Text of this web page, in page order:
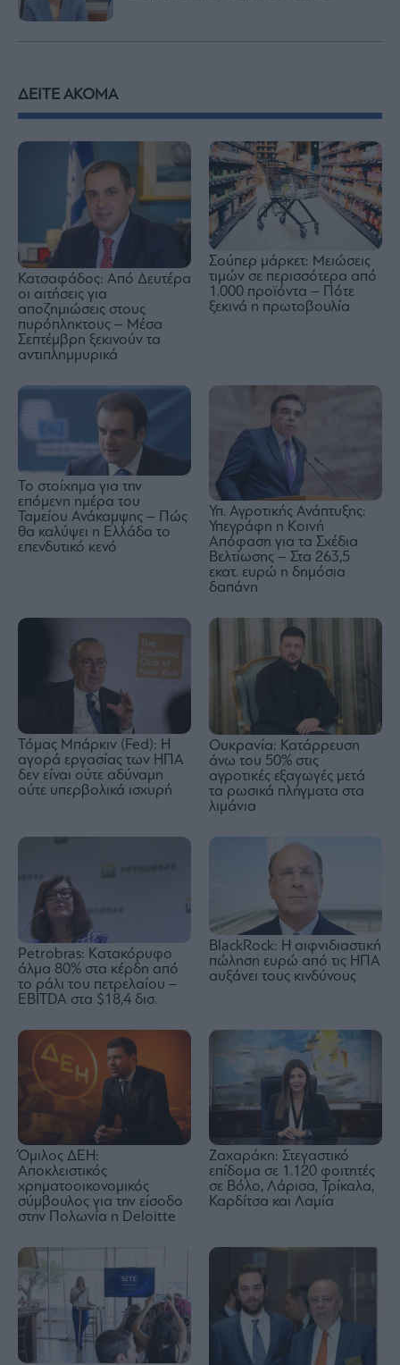
ΔΕΙΤΕ ΑΚΟΜΑ
Κατσαφάδος: Από Δευτέρα
οι αιτήσεις για
αποζημιώσεις στους
πυρόπληκτους – Μέσα
Σεπτέμβρη ξεκινούν τα
αντιπλημμυρικά
Σούπερ μάρκετ: Μειώσεις
τιμών σε περισσότερα από
1.000 προϊόντα – Πότε
ξεκινά η πρωτοβουλία
Το στοίχημα για την
επόμενη ημέρα του
Ταμείου Ανάκαμψης – Πώς
θα καλύψει η Ελλάδα το
επενδυτικό κενό
Υπ. Αγροτικής Ανάπτυξης:
Υπεγράφη η Κοινή
Απόφαση για τα Σχέδια
Βελτίωσης – Στα 263,5
εκατ. ευρώ η δημόσια
δαπάνη
Τόμας Μπάρκιν (Fed): Η
αγορά εργασίας των ΗΠΑ
δεν είναι ούτε αδύναμη
ούτε υπερβολικά ισχυρή
Ουκρανία: Κατάρρευση
άνω του 50% στις
αγροτικές εξαγωγές μετά
τα ρωσικά πλήγματα στα
λιμάνια
Petrobras: Kατακόρυφο
άλμα 80% στα κέρδη από
το ράλι του πετρελαίου –
EBITDA στα $18,4 δισ.
BlackRock: Η αιφνιδιαστική
πώληση ευρώ από τις ΗΠΑ
αυξάνει τους κινδύνους
Όμιλος ΔΕΗ:
Αποκλειστικός
χρηματοοικονομικός
σύμβουλος για την είσοδο
στην Πολωνία η Deloitte
Ζαχαράκη: Στεγαστικό
επίδομα σε 1.120 φοιτητές
σε Βόλο, Λάρισα, Τρίκαλα,
Καρδίτσα και Λαμία